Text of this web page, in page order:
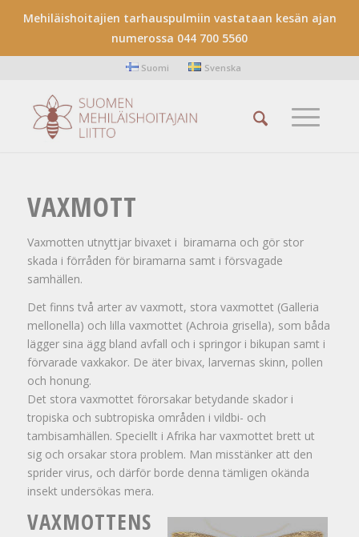
Mehiläishoitajien tarhauspulmiin vastataan kesän ajan
numerossa 044 700 5560
Suomi Svenska
VAXMOTT
Vaxmotten utnyttjar bivaxet i biramarna och gör stor
skada i förråden för biramarna samt i försvagade
samhällen.
Det finns två arter av vaxmott, stora vaxmottet (Galleria
mellonella) och lilla vaxmottet (Achroia grisella), som båda
lägger sina ägg bland avfall och i springor i bikupan samt i
förvarade vaxkakor. De äter bivax, larvernas skinn, pollen
och honung.
Det stora vaxmottet förorsakar betydande skador i
tropiska och subtropiska områden i vildbi- och
tambisamhällen. Speciellt i Afrika har vaxmottet brett ut
sig och orsakar stora problem. Man misstänker att den
sprider virus, och därför borde denna tämligen okända
insekt undersökas mera.
VAXMOTTENS